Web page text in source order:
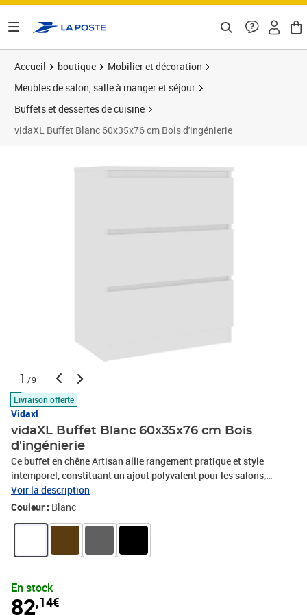
Accueil boutique
Mobilier et décoration
Meubles de salon, salle à manger et séjour
Buffets et dessertes de cuisine
vidaXL Buffet Blanc 60x35x76 cm Bois d'ingénierie
1 /9
Livraison offerte
Vidaxl
vidaXL Buffet Blanc 60x35x76 cm Bois
d'ingénierie
Ce buffet en chêne Artisan allie rangement pratique et style
intemporel, constituant un ajout polyvalent pour les salons,
bureaux ou salles à manger. Sa structure pensée combine
fonctionnalité et esthétique contemporaine chaleureuse.
au quotidien. Surface d’exposition polyvalente : Le plateau
décoratifs, des plantes ou des cadres photo, transformant votre
meuble en point focal élégant. Capacité de rangement généreuse :
Voir la description
Couleur : Blanc
En stock
82,14€